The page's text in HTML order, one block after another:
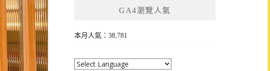
GA4瀏覽人氣
本月人氣：38,781